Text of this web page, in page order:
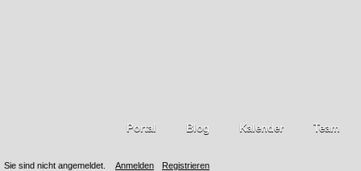
Sie sind nicht angemeldet. Anmelden Registrieren
Portal Blog Kalender Team